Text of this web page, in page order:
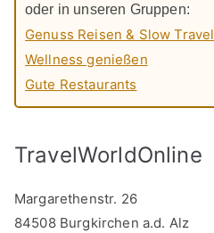
oder in unseren Gruppen:
Genuss Reisen & Slow Travel
Wellness genießen
Gute Restaurants
TravelWorldOnline
Margarethenstr. 26
84508 Burgkirchen a.d. Alz